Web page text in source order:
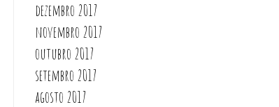
dezembro 2017
novembro 2017
outubro 2017
setembro 2017
agosto 2017